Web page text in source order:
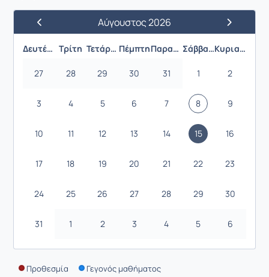
Προηγούμενος ΜήναςΑύγουστος 2026
Επόμενος
Δευτέρα Τρίτη Τετάρτη Πέμπτη Παρασκευή Σάββατο Κυριακή
27 28 29 30 31 1 2
3 4 5 6 7 8 9
10 11 12 13 14 15 16
17 18 19 20 21 22 23
24 25 26 27 28 29 30
31 1 2 3 4 5 6
Προθεσμία
Γεγονός μαθήματος